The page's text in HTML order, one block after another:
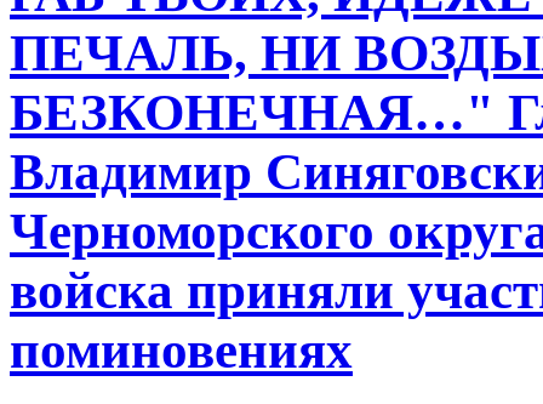
ПЕЧАЛЬ, НИ
БЕЗКОНЕЧНАЯ…"
Владимир
Черноморского
войска приняли
поминовениях